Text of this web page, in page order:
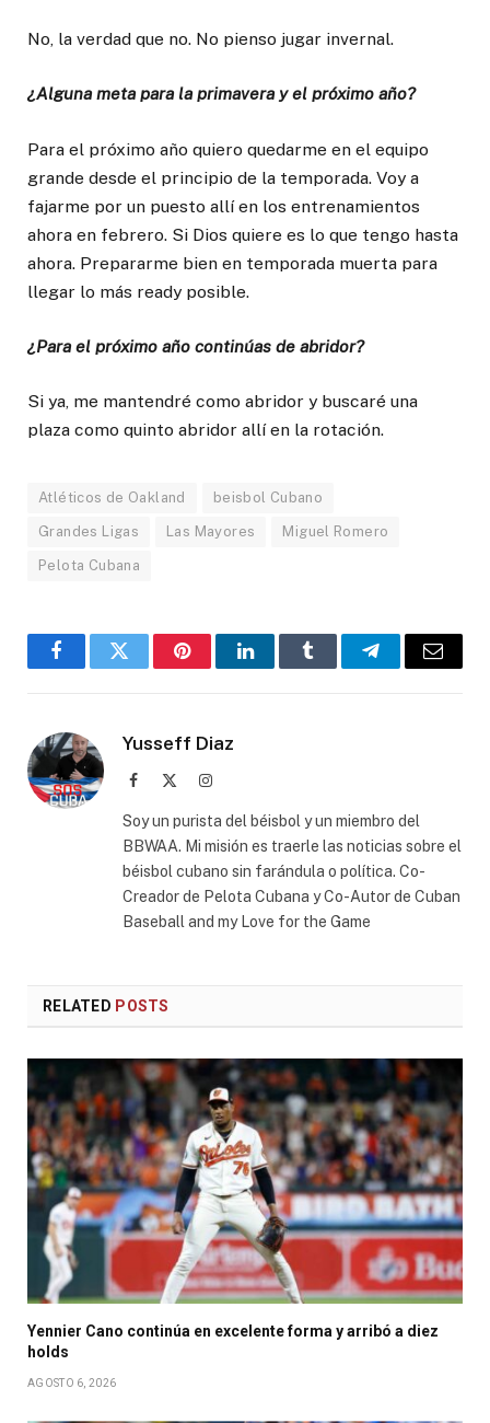
No, la verdad que no. No pienso jugar invernal.
¿Alguna meta para la primavera y el próximo año?
Para el próximo año quiero quedarme en el equipo
grande desde el principio de la temporada. Voy a
fajarme por un puesto allí en los entrenamientos
ahora en febrero. Si Dios quiere es lo que tengo hasta
ahora. Prepararme bien en temporada muerta para
llegar lo más ready posible.
¿Para el próximo año continúas de abridor?
Si ya, me mantendré como abridor y buscaré una
plaza como quinto abridor allí en la rotación.
Atléticos de Oakland beisbol Cubano
Grandes Ligas Las Mayores Miguel Romero
Pelota Cubana
FacebookTwitter PinterestLinkedInTumblr TelegramEmail
Yusseff Diaz
Facebook Instagram
Soy un purista del béisbol y un miembro del
BBWAA. Mi misión es traerle las noticias sobre el
béisbol cubano sin farándula o política. Co-
Creador de Pelota Cubana y Co-Autor de Cuban
Baseball and my Love for the Game
RELATED POSTS
Yennier Cano continúa en excelente forma y arribó a diez
holds
AGOSTO 6, 2026